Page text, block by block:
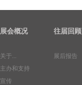
展会概况
关于...
主办和支持
宣传
往届回顾
展后报告